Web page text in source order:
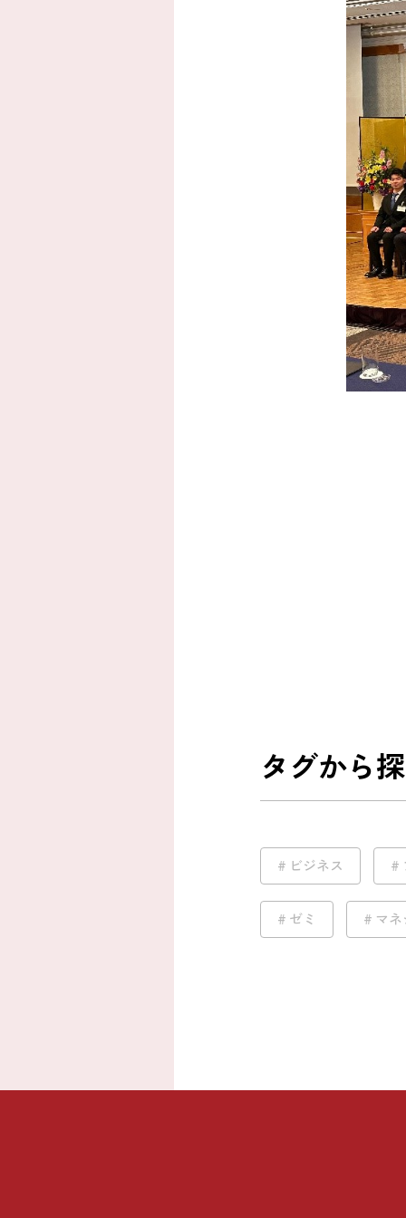
タグから
ビジネス
ゼミ マ